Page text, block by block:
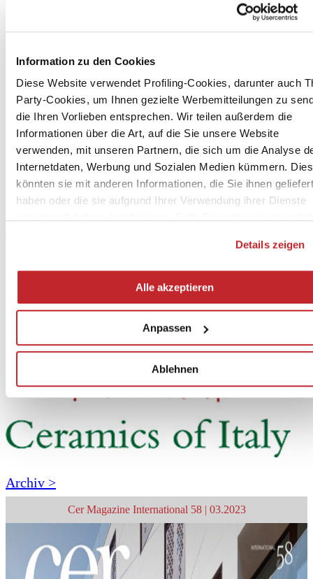
Information zu den Cookies
Diese Website verwendet Profiling-Cookies, darunter auch
Party-Cookies, um Ihnen gezielte Werbemitteilungen zu
die Ihren Vorlieben entsprechen. Wir teilen außerdem die
Informationen über die Art, auf die Sie unsere Website
verwenden, mit unseren Partnern, die sich um die Analyse
Internetdaten, Werbung und Sozialen Medien kümmern.
könnten sie mit anderen Informationen, die Sie ihnen geliefert
haben oder die sie aufgrund Ihrer Verwendung ihrer Dienste
. Die Zustimmung kann durch Klicken auf die
Profiling-Cookies erhalten möchten, können Sie Ihre
Zustimmung mit der Schaltfläche „Ablehnen“ verweigern.
Details zeigen
Alle akzeptieren
Anpassen
Ablehnen
Cer Magazine International:
registrierte Fachzeitschrift
Direktion, Redaktion, Verwaltung
Edi.Cer. SpA Società Unipersonale
Viale Monte Santo, 40 – 41049 Sassuolo (Mo) – Italien
[email protected]– www.ceramica.info
cod. fisc. 00853700367
Archiv >
Cer Magazine International 58 | 03.2023